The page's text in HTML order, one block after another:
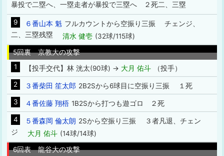
暴投で二塁へ、一塁走者が暴投で三塁へ ２死二、三塁
9 ６番山本 魁 フルカウントから空振り三振 チェンジ、
二、三塁残塁 清水 健壱 (32球/115球)
5回裏 京教大の攻撃
1
【投手交代】林 洸太(90球) → 大月 佑斗
（投手）
2
３番柴田 笙太郎 2B2Sから6球目に空振り三振 １死
3
４番佐藤 翔梧 1B2Sから打つも遊ゴロ ２死
4
５番森岡 倫太朗 2Sから空振り三振 ３者凡退、チェン
ジ 大月 佑斗 (14球/14球)
6回表 龍谷大の攻撃